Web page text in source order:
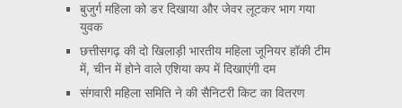
बुजुर्ग महिला को डर दिखाया और जेवर लूटकर भाग गया
युवक
छत्तीसगढ़ की दो खिलाड़ी भारतीय महिला जूनियर हॉकी टीम
में, चीन में होने वाले एशिया कप में दिखाएंगी दम
संगवारी महिला समिति ने की सैनिटरी किट का वितरण